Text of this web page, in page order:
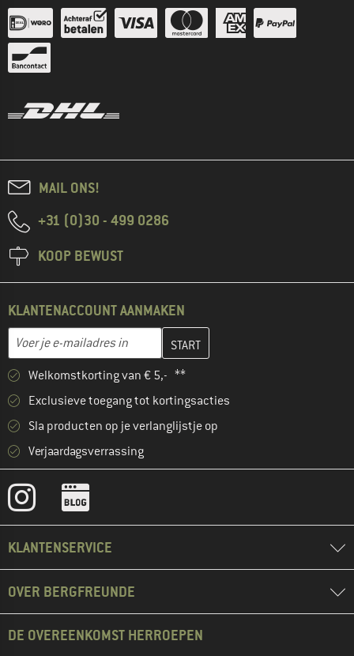
MAIL ONS!
+31 (0)30 - 499 0286
KOOP BEWUST
KLANTENACCOUNT AANMAKEN
E-mailadres
Vul je e-mailadres hier in en maak in de volgende stap je
Welkomstkorting van € 5,- **
Exclusieve toegang tot kortingsacties
Sla producten op je verlanglijstje op
Verjaardagsverrassing
KLANTENSERVICE
OVER BERGFREUNDE
DE OVEREENKOMST HERROEPEN